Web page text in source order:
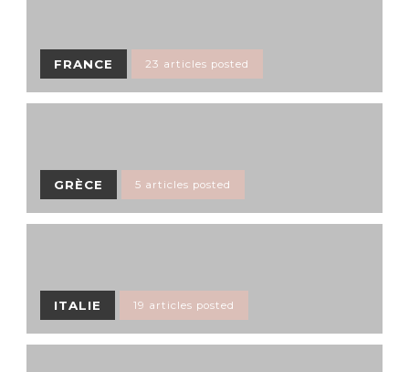
FRANCE 23 articles posted
GRÈCE 5 articles posted
ITALIE 19 articles posted